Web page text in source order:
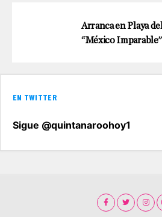
Arranca en Playa
“México Imparable”
EN TWITTER
Sigue @quintanaroohoy1